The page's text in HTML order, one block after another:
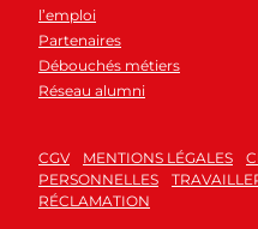
l’emploi
Partenaires
Débouchés métiers
Réseau alumni
CGV MENTIONS LÉGALES
PERSONNELLES
RÉCLAMATION